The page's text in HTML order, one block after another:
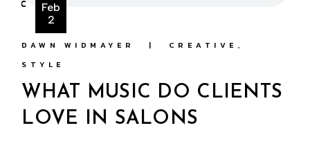
Feb
2
DAWN WIDMAYER
CREATIVE
STYLE
WHAT MUSIC DO CLIENTS
LOVE IN SALONS